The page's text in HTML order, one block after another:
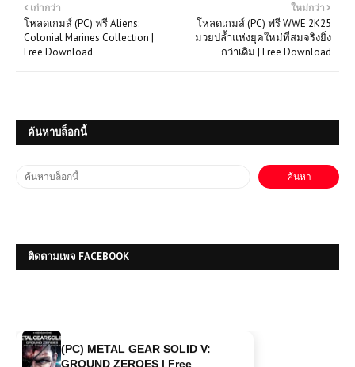
ใหม่กว่า
โหลดเกมส์ (PC) ฟรี WWE 2K25
มวยปล้ำแห่งยุคใหม่ที่สมจริงยิ่ง
กว่าเดิม | Free Download
เก่ากว่า
โหลดเกมส์ (PC) ฟรี Aliens:
Colonial Marines Collection |
Free Download
ค้นหาบล็อกนี้
ติดตามเพจ FACEBOOK
(PC) Assassin's Creed Mirage |